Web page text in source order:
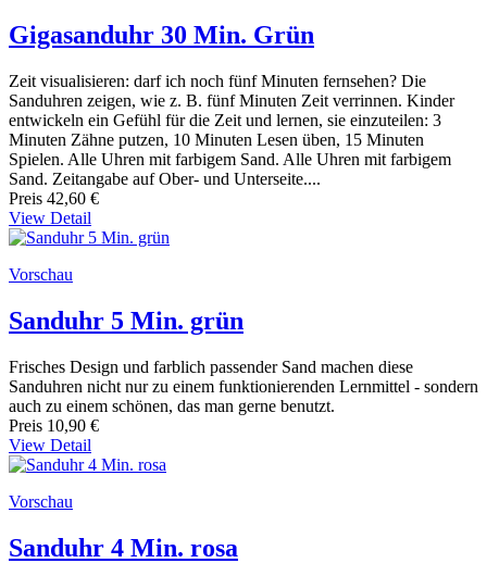
Gigasanduhr 30 Min. Grün
Zeit visualisieren: darf ich noch fünf Minuten fernsehen? Die
Sanduhren zeigen, wie z. B. fünf Minuten Zeit verrinnen. Kinder
entwickeln ein Gefühl für die Zeit und lernen, sie einzuteilen: 3
Minuten Zähne putzen, 10 Minuten Lesen üben, 15 Minuten
Spielen. Alle Uhren mit farbigem Sand. Alle Uhren mit farbigem
Sand. Zeitangabe auf Ober- und Unterseite....
Preis 42,60 €
View Detail
Vorschau
Sanduhr 5 Min. grün
Frisches Design und farblich passender Sand machen diese
Sanduhren nicht nur zu einem funktionierenden Lernmittel - sondern
auch zu einem schönen, das man gerne benutzt.
Preis 10,90 €
View Detail
Vorschau
Sanduhr 4 Min. rosa